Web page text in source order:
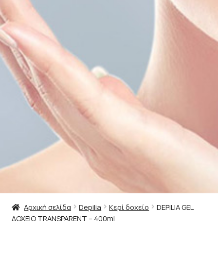
Αρχική σελίδα Depilia Κερί δοχείο
DEPILIA GEL
ΔΟΧΕΙΟ TRANSPARENT – 400ml